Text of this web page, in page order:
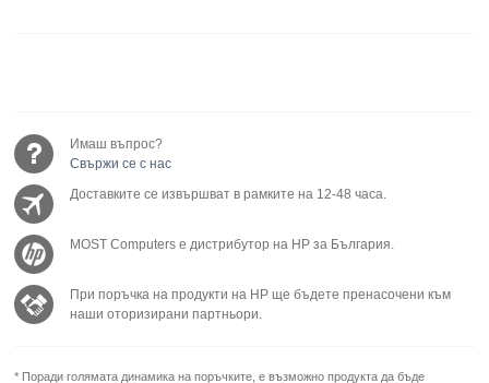
Имаш въпрос?
Свържи се с нас
Доставките се извършват в рамките на 12-48 часа.
MOST Computers е дистрибутор на HP за България.
При поръчка на продукти на HP ще бъдете пренасочени към
наши оторизирани партньори.
* Поради голямата динамика на поръчките, е възможно продукта да бъде